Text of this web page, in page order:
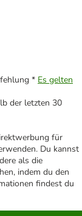
* Es gelten
der letzten 30
für
Du kannst
als die
indem du den
findest du